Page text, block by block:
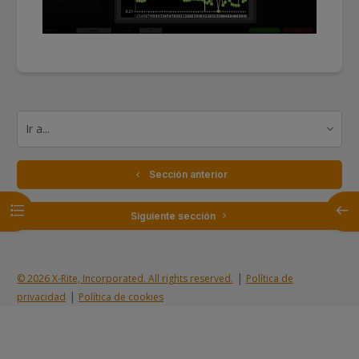
Abrir índice del curso
  Sección anterior
Siguiente sección
© 2026 X-Rite, Incorporated. All rights reserved. | Política de
privacidad | Política de cookies